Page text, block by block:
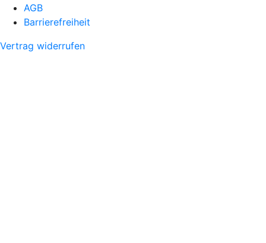
AGB
Barrierefreiheit
Vertrag widerrufen